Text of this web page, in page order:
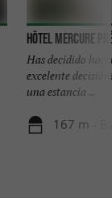
Hôtel Mercure
Has decidido
excelente
una estancia ...
167 m -